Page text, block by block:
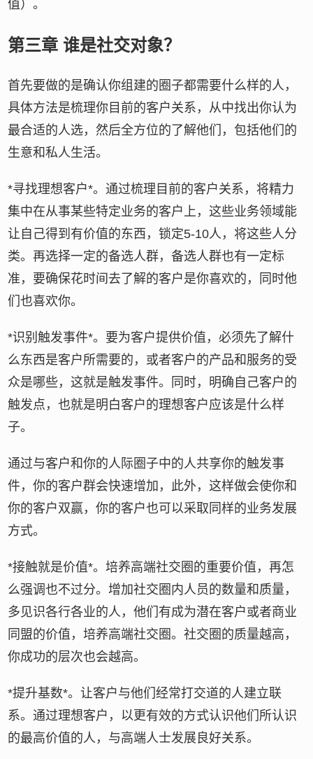
值）。
第三章 谁是社交对象？
首先要做的是确认你组建的圈子都需要什么样的人，
具体方法是梳理你目前的客户关系，从中找出你认为
最合适的人选，然后全方位的了解他们，包括他们的
生意和私人生活。
*寻找理想客户*。通过梳理目前的客户关系，将精力
集中在从事某些特定业务的客户上，这些业务领域能
让自己得到有价值的东西，锁定5-10人，将这些人分
类。再选择一定的备选人群，备选人群也有一定标
准，要确保花时间去了解的客户是你喜欢的，同时他
们也喜欢你。
*识别触发事件*。要为客户提供价值，必须先了解什
么东西是客户所需要的，或者客户的产品和服务的受
众是哪些，这就是触发事件。同时，明确自己客户的
触发点，也就是明白客户的理想客户应该是什么样
子。
通过与客户和你的人际圈子中的人共享你的触发事
件，你的客户群会快速增加，此外，这样做会使你和
你的客户双赢，你的客户也可以采取同样的业务发展
方式。
*接触就是价值*。培养高端社交圈的重要价值，再怎
么强调也不过分。增加社交圈内人员的数量和质量，
多见识各行各业的人，他们有成为潜在客户或者商业
同盟的价值，培养高端社交圈。社交圈的质量越高，
你成功的层次也会越高。
*提升基数*。让客户与他们经常打交道的人建立联
系。通过理想客户，以更有效的方式认识他们所认识
的最高价值的人，与高端人士发展良好关系。